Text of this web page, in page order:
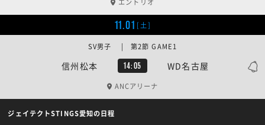
11.01 [土]
信州松本 14:05 WD名古屋
SV男子 | 第2節 GAME1
ANCアリーナ
ジェイテクトSTINGS愛知の日程